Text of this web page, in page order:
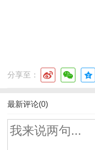
分享至：
最新评论(0)